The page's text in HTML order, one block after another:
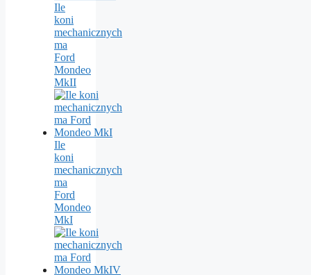
Ile
koni
mechanicznych
ma
Ford
Mondeo
MkII
Ile
koni
mechanicznych
ma
Ford
Mondeo
MkI